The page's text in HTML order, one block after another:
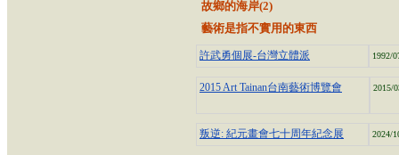
故鄉的海岸(2)
藝術是指不實用的東西
許武勇個展-台灣立體派 1992/
2015 Art Tainan台南藝術博覽會 2015/
叛逆: 紀元畫會七十周年紀念展 2024/